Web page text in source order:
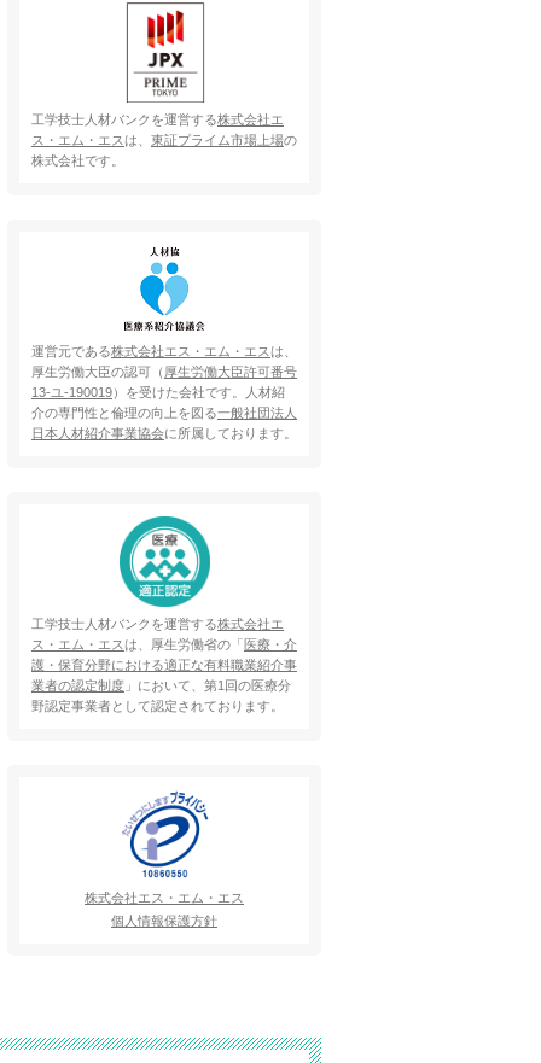
工学技士人材バンクを運営する株式会社エ
ス・エム・エスは、 東証プライム市場上場の
株式会社です。
運営元である株式会社エス・エム・エスは、
厚生労働大臣の認可（ 厚生労働大臣許可番号
13-ユ-190019）を受けた会社です。人材紹
介の専門性と倫理の向上を図る一般社団法人
日本人材紹介事業協会に所属しております。
工学技士人材バンクを運営する株式会社エ
ス・エム・エスは、厚生労働省の「 医療・介
護・保育分野における適正な有料職業紹介事
業者の認定制度」において、第1回の医療分
野認定事業者として認定されております。
株式会社エス・エム・エス
個人情報保護方針